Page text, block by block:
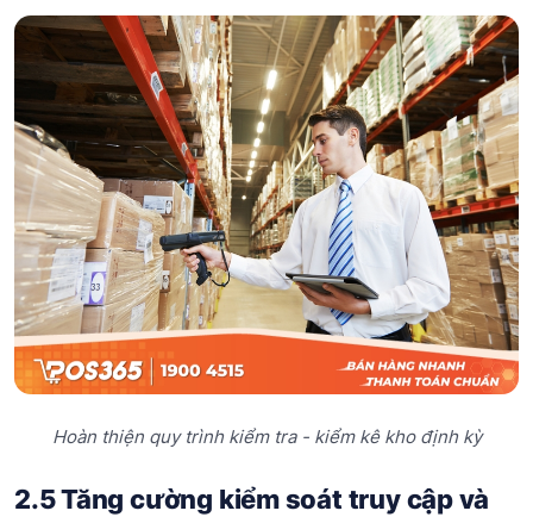
Hoàn thiện quy trình kiểm tra - kiểm kê kho định kỳ
2.5 Tăng cường kiểm soát truy cập và